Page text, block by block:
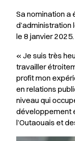
Sa nomination a
d’administration
le 8 janvier 2025.
« Je suis très
travailler
profit mon
en relations
niveau qui
développement
l’Outaouais et